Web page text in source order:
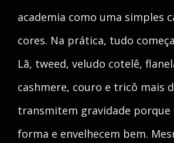
academia como uma simples
cores. Na prática, tudo
Lã, tweed, veludo cotelê,
cashmere, couro e tricô mais
transmitem gravidade porque
forma e envelhecem bem.